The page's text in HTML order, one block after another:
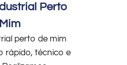
Perto
perto de mim
rápido, técnico e